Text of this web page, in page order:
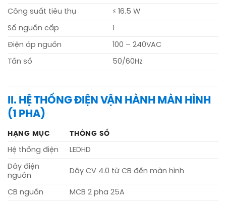
Công suất tiêu thụ ≤ 16.5 W
Số nguồn cấp
Điện áp nguồn 100 – 240VAC
Tần số 50/60Hz
II. HỆ THỐNG ĐIỆN VẬN HÀNH MÀN HÌNH
(1 PHA)
HẠNG MỤC
THÔNG SỐ
Hệ thống điện
LEDHD
Dây điện
nguồn
Dây CV 4.0 từ CB đến màn hình
CB nguồn MCB 2 pha 25A